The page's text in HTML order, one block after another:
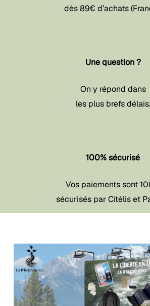
dès 89€ d’achats
Une question ?
On y répond dans
les plus brefs délais.
100% sécurisé
Vos paiements sont
sécurisés par Citélis et